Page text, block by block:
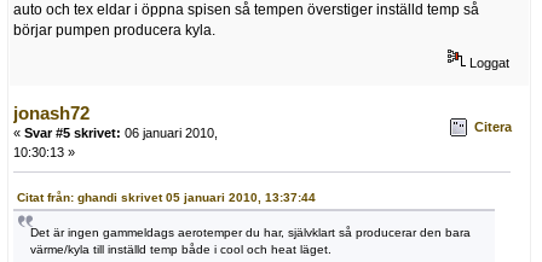
auto och tex eldar i öppna spisen så tempen överstiger inställd temp så
börjar pumpen producera kyla.
Loggat
jonash72
« Svar #5 skrivet: 06 januari 2010,
10:30:13 »
Citera
Citat från: ghandi skrivet 05 januari 2010, 13:37:44
Det är ingen gammeldags aerotemper du har, självklart så producerar den bara
värme/kyla till inställd temp både i cool och heat läget.